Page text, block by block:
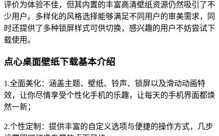
评价为体验不佳，但其内置的丰富高清壁纸资源仍然吸引了不
少用户。多样化的风格选择能够满足不同用户的审美需求，同
时还提供了多种锁屏样式可供切换，感兴趣的用户不妨尝试下
载使用。
点心桌面壁纸下载基本介绍
1.全面美化：涵盖主题、壁纸、铃声、锁屏以及滑动动画特
效，让你尽情享受个性化手机的乐趣，让每天的手机界面都焕
然一新；
2.个性定制：提供丰富的自定义选项与便捷的操作方式，几步